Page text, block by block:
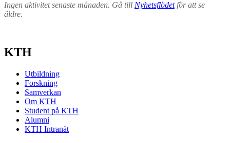
Ingen aktivitet senaste månaden. Gå till Nyhetsflödetför att se
äldre.
KTH
Utbildning
Forskning
Samverkan
Om KTH
Student på KTH
Alumni
KTH Intranät